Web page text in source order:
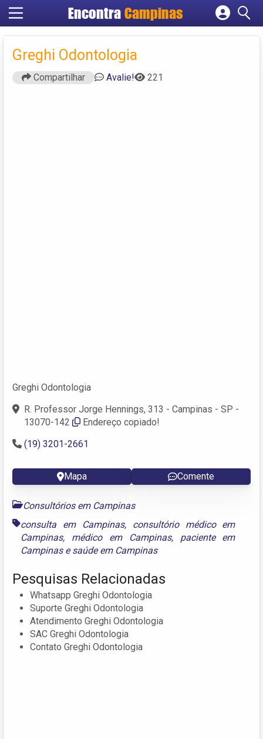
Encontra Campinas
Cadastrar empresa
Criar conta
Greghi Odontologia
Compartilhar Avalie! 221
Greghi Odontologia
R. Professor Jorge Hennings, 313 - Campinas - SP -
13070-142
Endereço copiado!
(19) 3201-2661
Mapa Comente
Consultórios em Campinas
consulta em Campinas, consultório médico em
Campinas, médico em Campinas, paciente em
Campinasesaúde em Campinas
Pesquisas Relacionadas
Whatsapp Greghi Odontologia
Suporte Greghi Odontologia
Atendimento Greghi Odontologia
SAC Greghi Odontologia
Contato Greghi Odontologia